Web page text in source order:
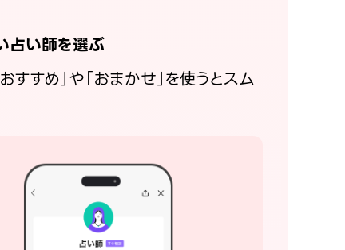
占い師を選ぶ
すすめ」や「おまかせ」を使うとスム